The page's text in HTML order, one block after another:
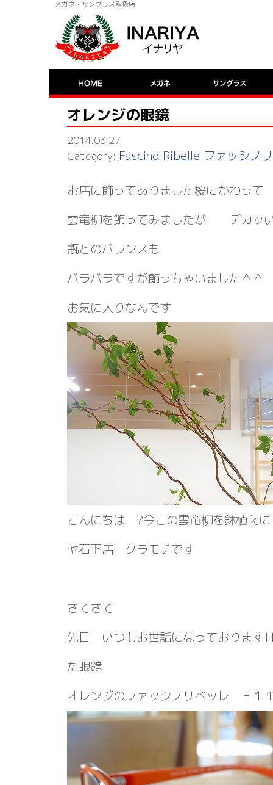
メガネ・サングラス取扱店
オレンジの眼鏡
2014.03.27
Fascino Ribelle ファッシノ
お店に飾ってありました桜にかわって
雲竜柳を飾ってみましたが デカッ
瓶とのバランスも
バラバラですが飾っちゃいました＾
お気に入りなんです
こんにちは ?今この雲竜柳を鉢植え
ヤ石下店 クラモチです
さてさて
先日 いつもお世話になっております
た眼鏡
オレンジのファッシノリベッレ Ｆ